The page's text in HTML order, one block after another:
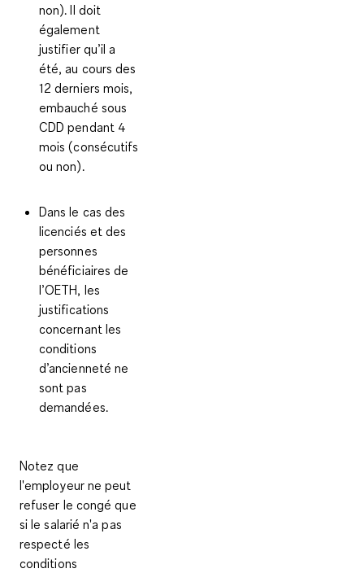
non). Il doit
également
justifier qu’il a
été, au cours des
12 derniers mois,
embauché sous
CDD pendant 4
mois (consécutifs
ou non).
Dans le cas des
licenciés et des
personnes
bénéficiaires de
l’OETH, les
justifications
concernant les
conditions
d’ancienneté ne
sont pas
demandées.
Notez que
l'employeur ne peut
refuser le congé que
si le salarié n'a pas
respecté les
conditions